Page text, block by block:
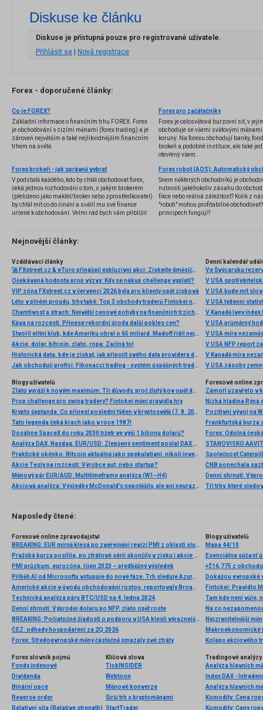
Diskuse ke článku
Diskuse je přístupná pouze pro registrované uživatele.
Přihlásit se | Nová registrace
Forex - doporučené články:
Co je FOREX?
Základní informace o finančním trhu FOREX. Forex
je obchodování s cizími měnami (forex trading) a je
zároveň největším a také nejlikvidnějším finančním
trhem na světě.
Forex pro začátečníky
Forex je celosvětová burzovní síť, v
obchoduje se všemi světovými
koruny. Na forexu obchodují banky,
brokeři a podobné instituce, ale také
otevřený všem.
Forex brokeři - jak správně vybrat
V podstatě každého, kdo by chtěl obchodovat forex,
čeká jednou rozhodování o tom, s jakým brokerem
(přeloženo jako makléř/broker nebo zprostředkovatel)
by chtěl mít co do činění a svěřil mu své finance
určené k obchodování. Velmi rád bych vám přiblížil
několik příkladů nejznámějších z nich.
Snem některých obchodníků je
nutnosti jakéhokoliv zásahu do
fikce nebo reálná záležitost? Kolik z
"roboti" mohou profitabilně
principech fungují?
Nejnovější články:
Vzdělávací články
🚀 FXstreet.cz & eToro přinášejí exkluzivní akci: Získejte 6měsíční členství ve VIP zóně ZDARMA
Očekávaná hodnota prop výzvy: Kdy se nákup challenge vyplatí?
VIP zóna FXstreet.cz v červenci 2026 byla pro klienty opět zisková
Léto v plném proudu, trhy také: Top 3 obchody traderů Fintokei na indexech a zlatě
Chamtivost a strach: Největší cenové pohyby na finančních trzích (červenec 2026)
Káva na rozcestí. Přinese rekordní úroda další pokles cen?
Stvořil elitní klub, kde Ameriku obral o 65 miliard. Madoff řídil největší Ponzi dějin
Akcie, dolar, bitcoin, zlato, ropa: Začíná to!
Historická data, kde je získat, jak připojit svého data providera do MultiCharts a proč je budeme potřebovat? (4. díl)
Jak obchodují profíci: Fibonacci trading - systém úspěšných traderů
Denní kalendář
Ve Švýcarsku
V USA
V USA bude mít
V USA týdenní
V Kanadě Ivey index
V USA průměrný
V USA míra
V USA NFP report
V Kanadě míra
V USA zásoby
Blogy uživatelů
Zlato vyráží k novým maximům: Tři důvody, proč žlutý kov opět dominuje
Prop challenge pro swing tradery? Fintokei mění pravidla hry
Krypto šeptanda: Co přinesl poslední týden v kryptosvětě (7. 8. 2026)
Tato legenda čeká krach jako v roce 1987!
Dosáhne SpaceX do roku 2030 tržeb ve výši 1 bilionu dolarů?
Analýza DAX, Nasdaq, EUR/USD: Zlepšený sentiment poslal DAX na nová maxima
Praktické okénko: Bitcoin aktuálně jako spekulativní, nikoli investiční aktivum
Akcie Tesly na rozcestí: Výrobce aut, nebo startup?
Měnový pár EUR/AUD: Multitimeframe analýza (W1–H4)
Akciová analýza: Výsledky McDonald’s nepotěšily, ale ani neurazily. Jakou vizi společnost prezentovala?
Forexové online
Nízká hladina
Pozitivní vývoj na
Frankfurtská burza
Denní shrnutí:
Tři trhy, které
Naposledy čtené:
Forexové online zpravodajství
BREAKING: EUR mírně klesá po zveřejnění revizí PMI z oblasti služeb
Pražská burza posílila, po ztrátové sérii skončily v zisku i akcie ČEZ
PMI průzkum, eurozóna, říjen 2023 – předběžný výsledek
Příběh AI od Microsoftu vstupuje do nové fáze. Trh sleduje Azure a tržby
Americké akcie v úvodu obchodování rostou, reportovaly Broadcom, Costco, Hewlett Packard a další
Technická analýza páru BTC/USD na 4. ledna 2024
Denní shrnutí: Výprodej dolaru po NFP, zlato opět roste
BREAKING: Počiatočné žiadosti o podporu v USA klesli výraznejšie ako sa očakávalo
ČEZ: odhady hospodaření za 2Q 2026
Forex: Středoevropské měny částečně smazaly své ztráty
Blogy uživatelů
Mapa 44/10
Esenciálna súčasť
+$16,775 z
Dokážou evropské
Fintokei: Pravidlo
Tam kde není vůle,
Na co
Nejzranitelnější
Makroekonomické
Kolaps akciového
Forex slovník pojmů
Fondy indexové
Dividenda
Binární opce
Reverse order
Relativní síla (Relative strength)
Klíčová slova
TickINSIDER
Webtoon
Měnové konverze
Širší trh s kryptoměnami
StartTrader
Tradingové analýzy
Analýza hlavních
Index DAX -
Analýza hlavních
Komodity: Cena